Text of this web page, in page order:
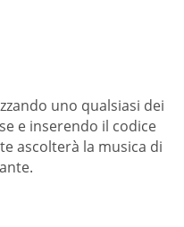
uno qualsiasi dei
e inserendo il codice
ascolterà la musica di